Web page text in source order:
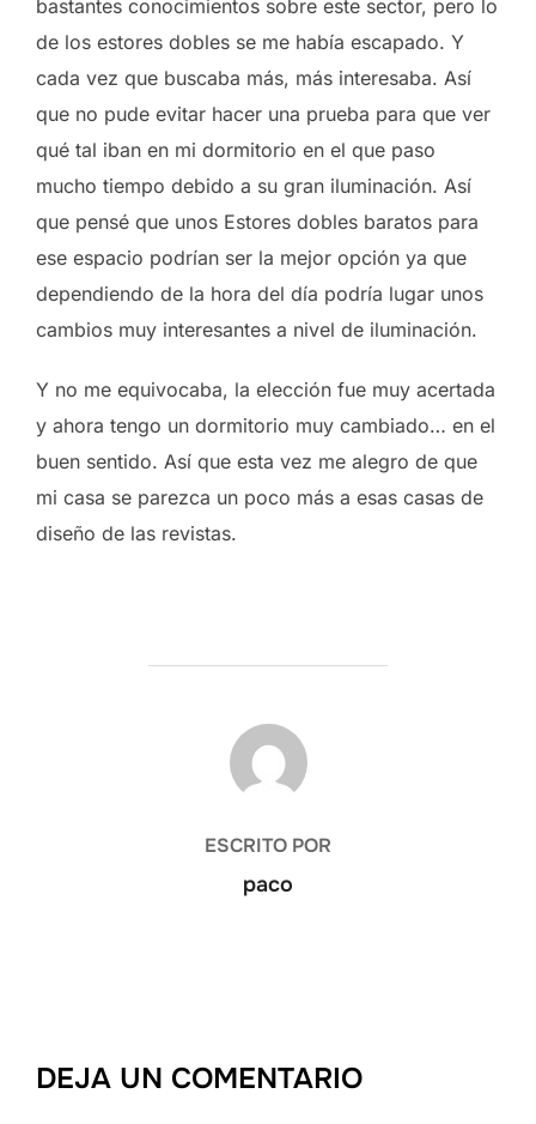
bastantes conocimientos sobre este sector, pero lo
de los estores dobles se me había escapado. Y
cada vez que buscaba más, más interesaba. Así
que no pude evitar hacer una prueba para que ver
qué tal iban en mi dormitorio en el que paso
mucho tiempo debido a su gran iluminación. Así
que pensé que unos Estores dobles baratos para
ese espacio podrían ser la mejor opción ya que
dependiendo de la hora del día podría lugar unos
cambios muy interesantes a nivel de iluminación.
Y no me equivocaba, la elección fue muy acertada
y ahora tengo un dormitorio muy cambiado… en el
buen sentido. Así que esta vez me alegro de que
mi casa se parezca un poco más a esas casas de
diseño de las revistas.
AUTOR DE LA ENTRADA
ESCRITO POR
paco
DEJA UN COMENTARIO